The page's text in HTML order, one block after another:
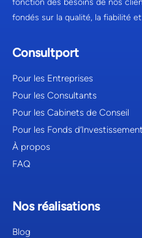
fondés sur la qualité, la fiabilité
Consultport
Pour les Entreprises
Pour les Consultants
Pour les Cabinets de Conseil
Pour les Fonds d’Investissement
À propos
FAQ
Nos réalisations
Blog